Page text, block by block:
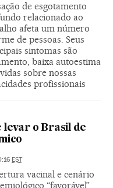
de esgotamento
relacionado ao
afeta um número
de pessoas. Seus
sintomas são
baixa autoestima
sobre nossas
profissionais
levar o Brasil de
EST
vacinal e cenário
“favorável”